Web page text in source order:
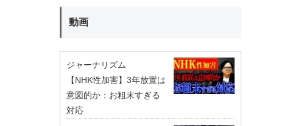
動画
ジャーナリズム
【NHK性加害】3年放置は
意図的か：お粗末すぎる
対応